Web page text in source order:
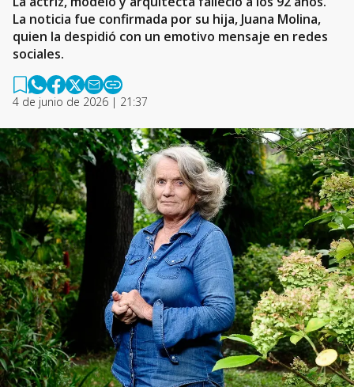
La noticia fue confirmada por su hija, Juana Molina,
quien la despidió con un emotivo mensaje en redes
sociales.
4 de junio de 2026 | 21:37